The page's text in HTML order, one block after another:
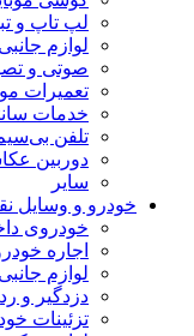
لپ تاپ و
لوازم
صوتی و
تعمیرات
خدمات
تلفن
دوربین
سایر
خودرو و وسایل
خودروی
اجاره
لوازم
دزدگیر و
تزئینات